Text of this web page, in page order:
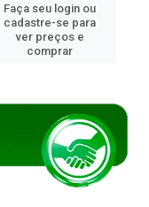
Faça seu login ou
cadastre-se para
ver preços e
comprar